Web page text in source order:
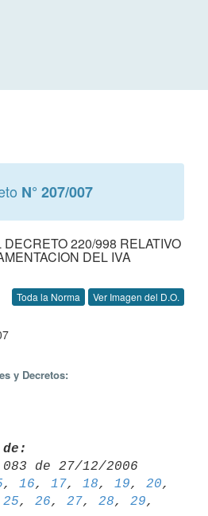
N° 207/007
220/998 RELATIVO
DEL IVA
Toda la Norma Ver Imagen del D.O.
y Decretos:
, 16, 17, 18, 19, 20
25, 26, 27, 28, 29